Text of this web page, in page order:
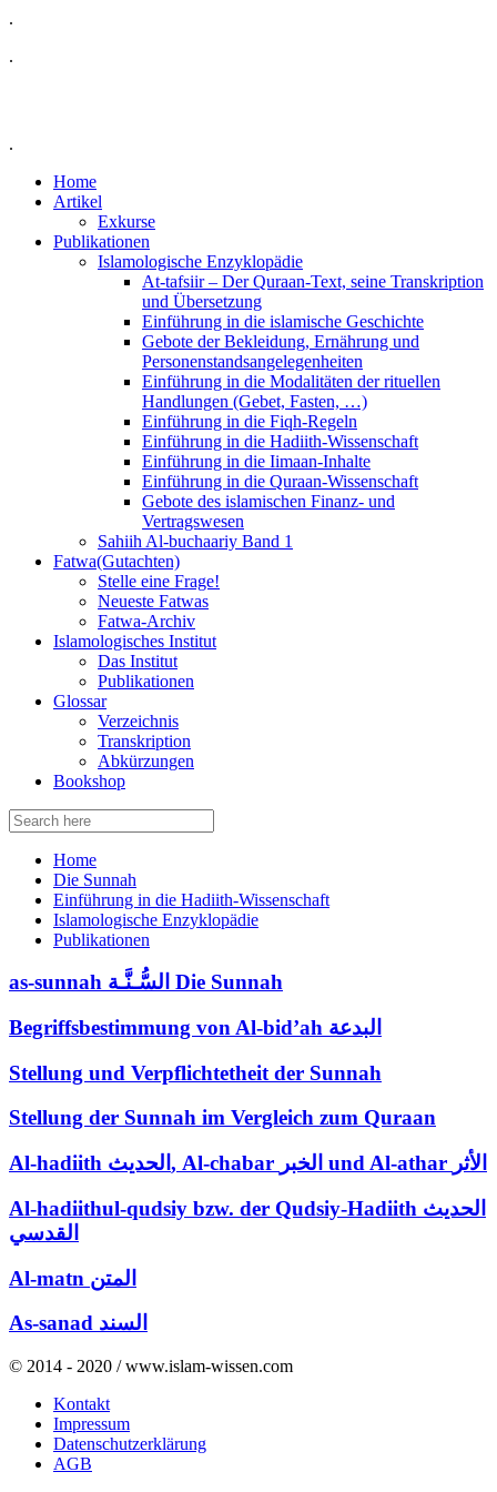
.
.
.
Home
Artikel
Exkurse
Publikationen
Islamologische Enzyklopädie
At-tafsiir – Der Quraan-Text, seine Transkription
und Übersetzung
Einführung in die islamische Geschichte
Gebote der Bekleidung, Ernährung und
Personenstandsangelegenheiten
Einführung in die Modalitäten der rituellen
Handlungen (Gebet, Fasten, …)
Einführung in die Fiqh-Regeln
Einführung in die Hadiith-Wissenschaft
Einführung in die Iimaan-Inhalte
Einführung in die Quraan-Wissenschaft
Gebote des islamischen Finanz- und
Vertragswesen
Sahiih Al-buchaariy Band 1
Fatwa(Gutachten)
Stelle eine Frage!
Neueste Fatwas
Fatwa-Archiv
Islamologisches Institut
Das Institut
Publikationen
Glossar
Verzeichnis
Transkription
Abkürzungen
Bookshop
Search
for:
Home
Die Sunnah
Einführung in die Hadiith-Wissenschaft
Islamologische Enzyklopädie
Publikationen
as-sunnah السُّـنَّـة Die Sunnah
Begriffsbestimmung von Al-bid’ah البدعة
Stellung und Verpflichtetheit der Sunnah
Stellung der Sunnah im Vergleich zum Quraan
Al-hadiith الحديث, Al-chabar الخبر und Al-athar الأثر
Al-hadiithul-qudsiy bzw. der Qudsiy-Hadiith الحديث
القدسي
Al-matn المتن
As-sanad السند
© 2014 - 2020 / www.islam-wissen.com
Kontakt
Impressum
Datenschutzerklärung
AGB